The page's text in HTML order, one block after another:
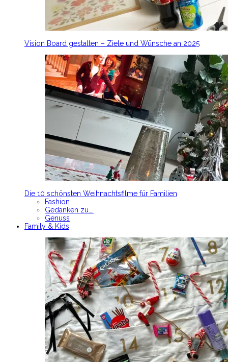
Vision Board gestalten – Ziele und Wünsche an 2025
Die 10 schönsten Weihnachtsfilme für Familien
Fashion
Gedanken zu….
Genuss
Family & Kids